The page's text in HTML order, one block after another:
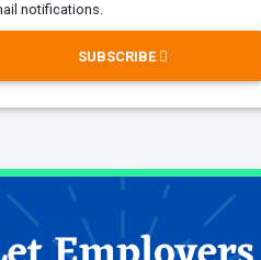
notifications.
SUBSCRIBE